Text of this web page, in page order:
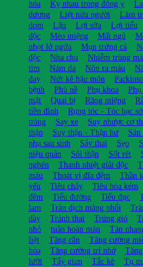
hóa
Kỵ nhau trong đông y
dương
Liệt nửa người Làm
dom
Lậu Lợi sữa Lợi tiểu
độc
Méo miệng Mất ngủ
nhọt lở ngứa
Mụn trứng cá
độc
Nha chu Nhiễm trùng
tim
Nám da Nôn ra máu
đay
Nứt kẽ hậu môn
bệnh
Phù nề Phụ khoa
mật
Quai bị Răng miệng
tiền đình
Rụng tóc - Tóc bạc
tràng
Say xe Suy nhược cơ
thận
Suy thận - Thận hư
phụ sau sinh
Sảy thai Sẹo
niệu quản
Sỏi thận Sốt rét
nghén
Thanh nhiệt giải độc
máu
Thoát vị đĩa đệm Thần
yếu
Tiêu chảy Tiêu hóa kém
đêm
Tiểu đường Tiểu đục
lam
Tràn dịch màng phổi
dày
Tránh thai Trúng gió
nhỏ
tuần hoàn máu Tàn
liệt
Tăng cân Tăng cường
hóa
Tăng cường trí nhớ
lưỡi
Tẩy giun Tắc kè Tụ